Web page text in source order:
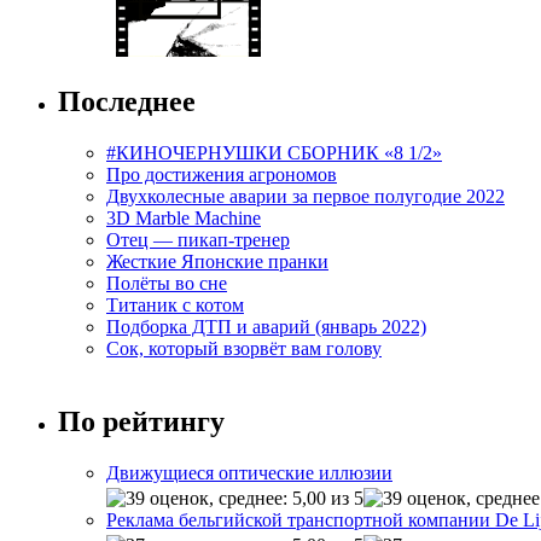
Последнее
#КИНОЧЕРНУШКИ СБОРНИК «8 1/2»
Про достижения агрономов
Двухколесные аварии за первое полугодие 2022
3D Marble Machine
Отец — пикап-тренер
Жесткие Японские пранки
Полёты во сне
Титаник с котом
Подборка ДТП и аварий (январь 2022)
Сок, который взорвёт вам голову
По рейтингу
Движущиеся оптические иллюзии
Реклама бельгийской транспортной компании De